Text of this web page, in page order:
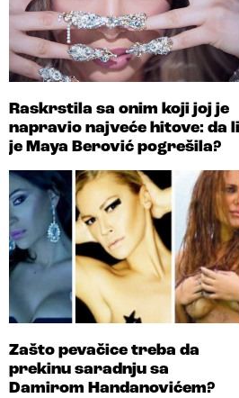
Raskrstila sa onim koji joj je
napravio najveće hitove: da li
je Maya Berović pogrešila?
Zašto pevačice treba da
prekinu saradnju sa
Damirom Handanovićem?